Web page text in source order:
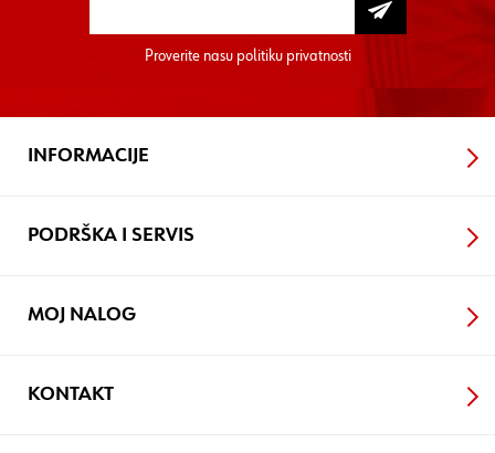
Proverite nasu politiku privatnosti
INFORMACIJE
PODRŠKA I SERVIS
MOJ NALOG
KONTAKT